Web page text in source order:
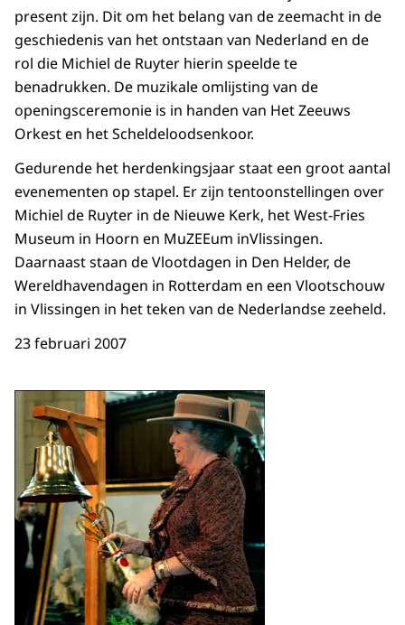
present zijn. Dit om het belang van de zeemacht in de
geschiedenis van het ontstaan van Nederland en de
rol die Michiel de Ruyter hierin speelde te
benadrukken. De muzikale omlijsting van de
openingsceremonie is in handen van Het Zeeuws
Orkest en het Scheldeloodsenkoor.
Gedurende het herdenkingsjaar staat een groot aantal
evenementen op stapel. Er zijn tentoonstellingen over
Michiel de Ruyter in de Nieuwe Kerk, het West-Fries
Museum in Hoorn en MuZEEum inVlissingen.
Daarnaast staan de Vlootdagen in Den Helder, de
Wereldhavendagen in Rotterdam en een Vlootschouw
in Vlissingen in het teken van de Nederlandse zeeheld.
23 februari 2007
Open de galerij in vergrote